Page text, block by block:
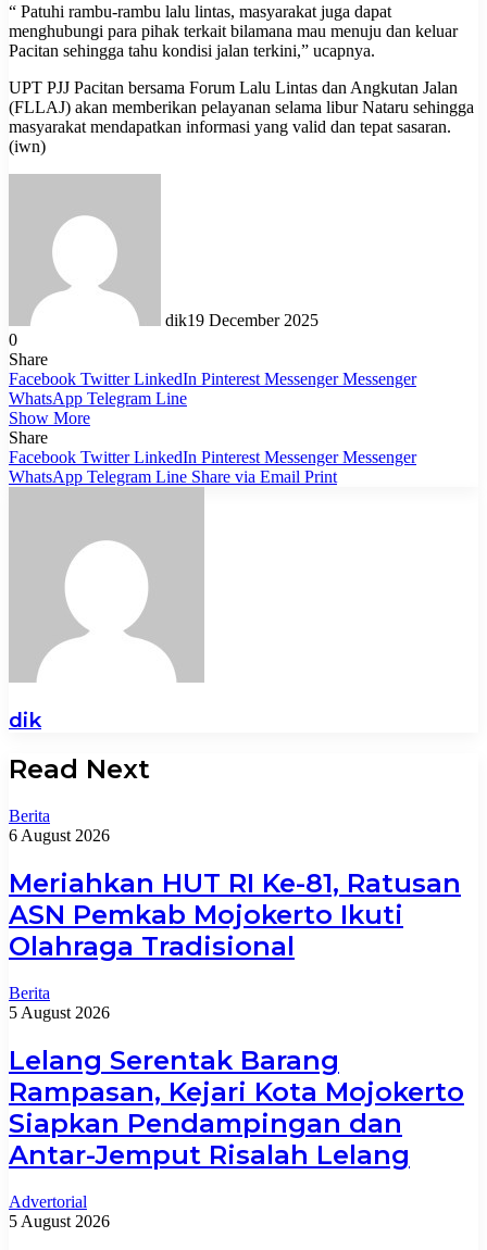
“ Patuhi rambu-rambu lalu lintas, masyarakat juga dapat
menghubungi para pihak terkait bilamana mau menuju dan keluar
Pacitan sehingga tahu kondisi jalan terkini,” ucapnya.
UPT PJJ Pacitan bersama Forum Lalu Lintas dan Angkutan Jalan
(FLLAJ) akan memberikan pelayanan selama libur Nataru sehingga
masyarakat mendapatkan informasi yang valid dan tepat sasaran.
(iwn)
dik19 December 2025
0
Share
Facebook Twitter LinkedIn Pinterest Messenger Messenger
WhatsApp Telegram Line
Show More
Share
Facebook Twitter LinkedIn Pinterest Messenger Messenger
WhatsApp Telegram Line Share via Email Print
dik
Read Next
Berita
6 August 2026
Meriahkan HUT RI Ke-81, Ratusan
ASN Pemkab Mojokerto Ikuti
Olahraga Tradisional
Berita
5 August 2026
Lelang Serentak Barang
Rampasan, Kejari Kota Mojokerto
Siapkan Pendampingan dan
Antar-Jemput Risalah Lelang
Advertorial
5 August 2026